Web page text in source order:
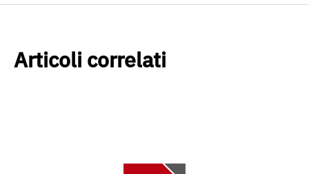
Articoli correlati